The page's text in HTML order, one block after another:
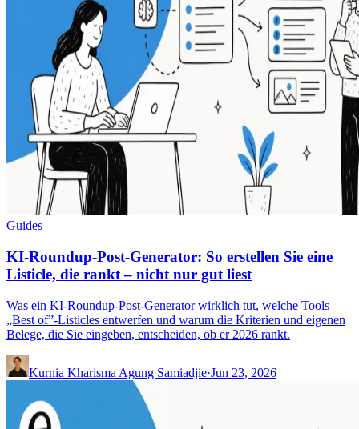
Guides
KI-Roundup-Post-Generator: So erstellen Sie eine
Listicle, die rankt – nicht nur gut liest
Was ein KI-Roundup-Post-Generator wirklich tut, welche Tools
„Best of”-Listicles entwerfen und warum die Kriterien und eigenen
Belege, die Sie eingeben, entscheiden, ob er 2026 rankt.
Kurnia Kharisma Agung Samiadjie·Jun 23, 2026